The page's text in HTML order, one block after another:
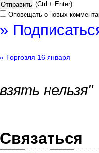
(Ctrl + Enter)
Оповещать о новых
»
« Торговля 16 января
взять нельзя"
Связаться